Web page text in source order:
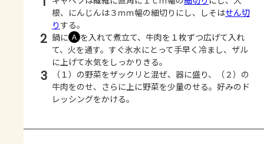
根、にんじんは３ｍｍ幅の細切りにし、しそはせん切
りする。
2 鍋に Ａ を入れて煮立て、牛肉を１枚ずつ広げて入れ
て、火を通す。すぐ氷水にとって手早く冷まし、ザル
に上げて水気をしっかりきる。
3
（１）の野菜をザックリと混ぜ、器に盛り、（２）の
牛肉をのせ、さらに上に野菜を少量のせる。好みのド
レッシングをかける。